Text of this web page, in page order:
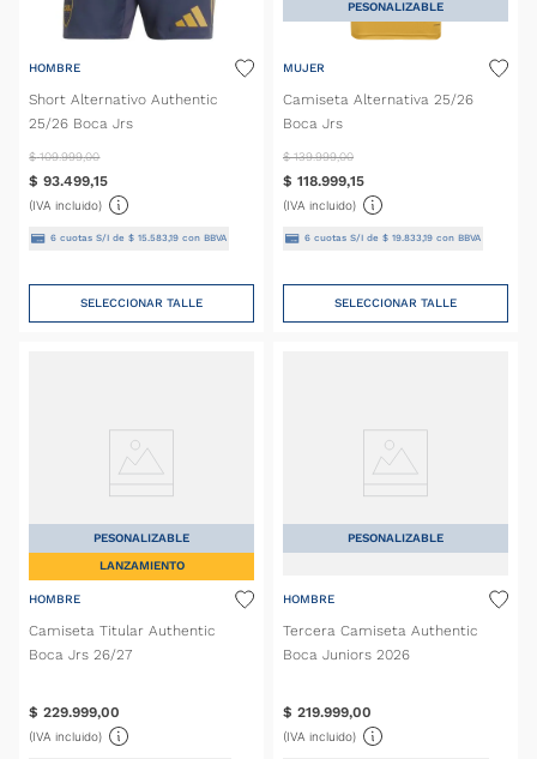
HOMBRE
Short Alternativo Authentic
25/26 Boca Jrs
$ 109.999,00
$ 93.499,15
(IVA incluido)
6 cuotas S/I de$ 15 .583,19 con BBVA
SELECCIONAR TALLE
PESONALIZABLE
MUJER
Camiseta Alternativa 25/26
Boca Jrs
$ 139.999,00
$ 118.999,15
(IVA incluido)
6cuotas S/I de $ 19. 833,19con BBVA
SELECCIONAR TALLE
LANZAMIENTO
PESONALIZABLE
HOMBRE
Camiseta Titular Authentic
Boca Jrs 26/27
$ 229.999,00
(IVA incluido)
PESONALIZABLE
HOMBRE
Tercera Camiseta Authentic
Boca Juniors 2026
$ 219.999,00
(IVA incluido)